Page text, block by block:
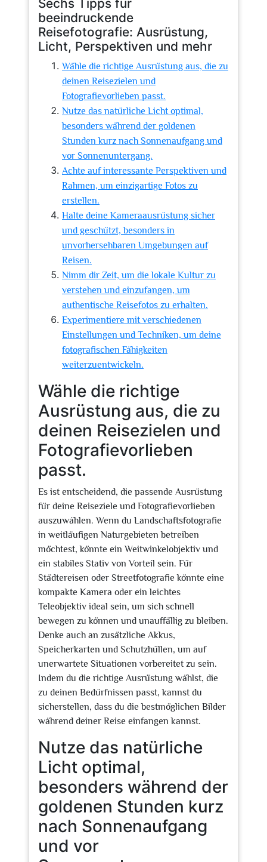
Sechs Tipps für
beeindruckende
Reisefotografie: Ausrüstung,
Licht, Perspektiven und mehr
Wähle die richtige Ausrüstung aus, die zu
deinen Reisezielen und
Fotografievorlieben passt.
Nutze das natürliche Licht optimal,
besonders während der goldenen
Stunden kurz nach Sonnenaufgang und
vor Sonnenuntergang.
Achte auf interessante Perspektiven und
Rahmen, um einzigartige Fotos zu
erstellen.
Halte deine Kameraausrüstung sicher
und geschützt, besonders in
unvorhersehbaren Umgebungen auf
Reisen.
Nimm dir Zeit, um die lokale Kultur zu
verstehen und einzufangen, um
authentische Reisefotos zu erhalten.
Experimentiere mit verschiedenen
Einstellungen und Techniken, um deine
fotografischen Fähigkeiten
weiterzuentwickeln.
Wähle die richtige
Ausrüstung aus, die zu
deinen Reisezielen und
Fotografievorlieben
passt.
Es ist entscheidend, die passende Ausrüstung
für deine Reiseziele und Fotografievorlieben
auszuwählen. Wenn du Landschaftsfotografie
in weitläufigen Naturgebieten betreiben
möchtest, könnte ein Weitwinkelobjektiv und
ein stabiles Stativ von Vorteil sein. Für
Städtereisen oder Streetfotografie könnte eine
kompakte Kamera oder ein leichtes
Teleobjektiv ideal sein, um sich schnell
bewegen zu können und unauffällig zu bleiben.
Denke auch an zusätzliche Akkus,
Speicherkarten und Schutzhüllen, um auf
unerwartete Situationen vorbereitet zu sein.
Indem du die richtige Ausrüstung wählst, die
zu deinen Bedürfnissen passt, kannst du
sicherstellen, dass du die bestmöglichen Bilder
während deiner Reise einfangen kannst.
Nutze das natürliche
Licht optimal,
besonders während der
goldenen Stunden kurz
nach Sonnenaufgang
und vor